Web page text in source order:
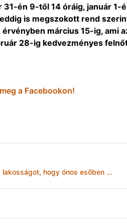
31-én 9-től 14 óráig, január 1-
is megszokott rend
érvényben március 15-ig, ami
28-ig kedvezményes
a Facebookon!
A közútkezelők arra kérik a lakosságot, hogy ónos esőben ne induljanak útnak